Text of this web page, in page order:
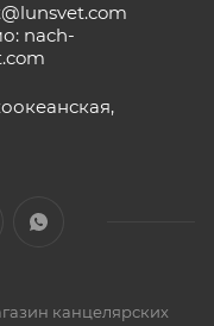
nach-
канцелярских